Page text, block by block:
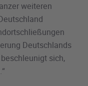
weiteren
Deutschlands
sich,